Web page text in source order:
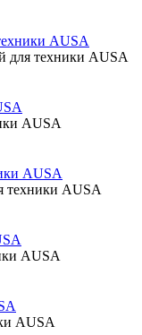
AUSA
для техники AUSA
AUSA
AUSA
техники AUSA
AUSA
AUSA